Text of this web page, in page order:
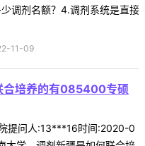
调剂名额？4.调剂系统是直接
11-09
合培养的有085400专硕
提问人:13***16时间:2020-0